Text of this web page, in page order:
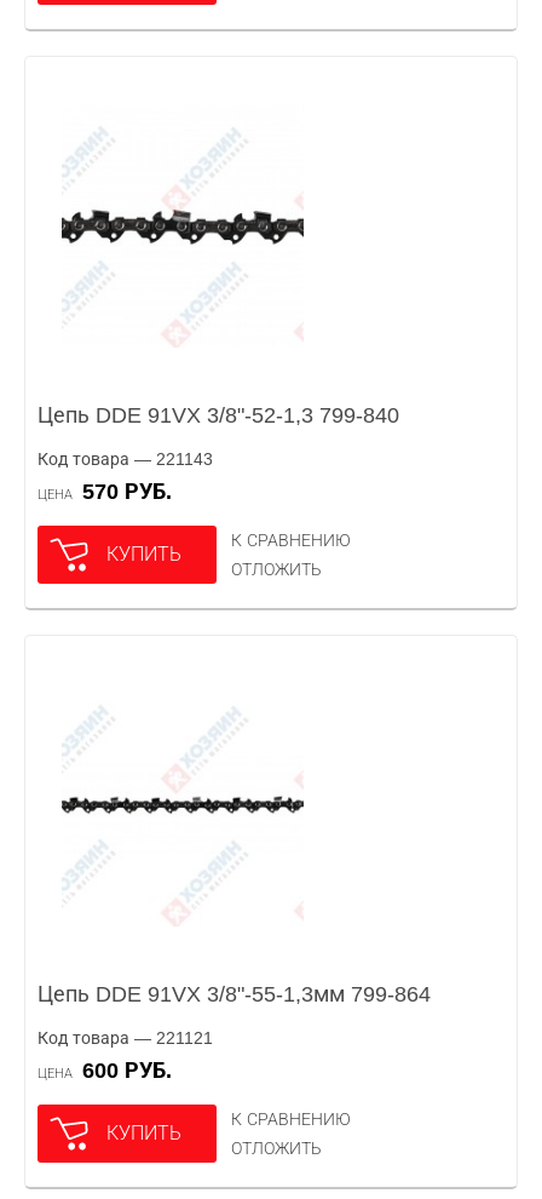
Цепь DDE 91VX 3/8"-52-1,3 799-840
Код товара — 221143
ЦЕНА 570 РУБ.
КУПИТЬ
К СРАВНЕНИЮ
ОТЛОЖИТЬ
Цепь DDE 91VX 3/8"-55-1,3мм 799-864
Код товара — 221121
ЦЕНА 600 РУБ.
КУПИТЬ
К СРАВНЕНИЮ
ОТЛОЖИТЬ